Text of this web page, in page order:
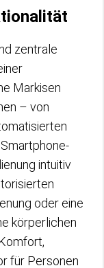
zentrale
Markisen
– von
intuitiv
oder eine
körperlichen
für Personen